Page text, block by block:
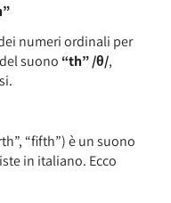
numeri ordinali per
suono “th” /θ/,
“fifth”) è un suono
in italiano. Ecco